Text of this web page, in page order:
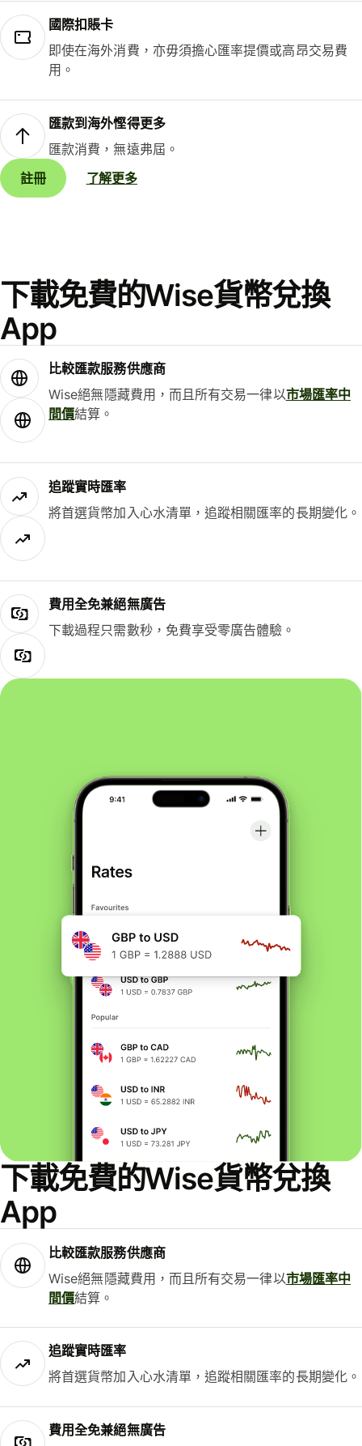
國際扣賬卡
即使在海外消費，亦毋須擔心匯率提價或高昂交易費
用。
匯款到海外慳得更多
匯款消費，無遠弗屆。
註冊
了解更多
下載免費的Wise貨幣兌換
App
比較匯款服務供應商
Wise絕無隱藏費用，而且所有交易一律以市場匯率中
間價結算。
追蹤實時匯率
將首選貨幣加入心水清單，追蹤相關匯率的長期變化。
費用全免兼絕無廣告
下載過程只需數秒，免費享受零廣告體驗。
下載免費的Wise貨幣兌換
App
比較匯款服務供應商
Wise絕無隱藏費用，而且所有交易一律以市場匯率中
間價結算。
追蹤實時匯率
將首選貨幣加入心水清單，追蹤相關匯率的長期變化。
費用全免兼絕無廣告